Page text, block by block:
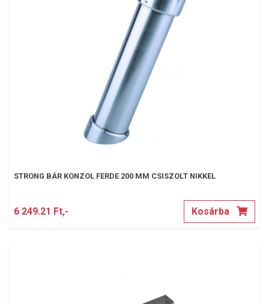
STRONG BÁR KONZOL FERDE 200 MM CSISZOLT NIKKEL
6 249.21 Ft,- Kosárba